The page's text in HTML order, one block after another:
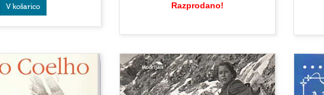
V košarico Razprodano!